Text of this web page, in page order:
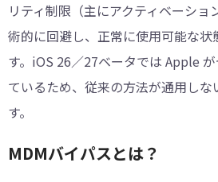
リティ制限（主にアクティベーショ
術的に回避し、正常に使用可能な状
す。iOS 26／27ベータでは Apple
ているため、従来の方法が通用しな
す。
MDMバイパスとは？